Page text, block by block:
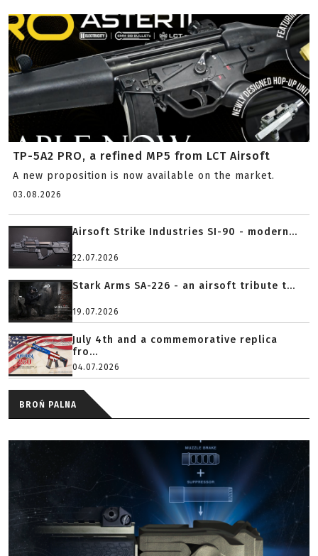
TP-5A2 PRO, a refined MP5 from LCT Airsoft
A new proposition is now available on the market.
03.08.2026
Airsoft Strike Industries SI-90 - modern...
22.07.2026
Stark Arms SA-226 - an airsoft tribute t...
19.07.2026
July 4th and a commemorative replica
fro...
04.07.2026
BROŃ PALNA